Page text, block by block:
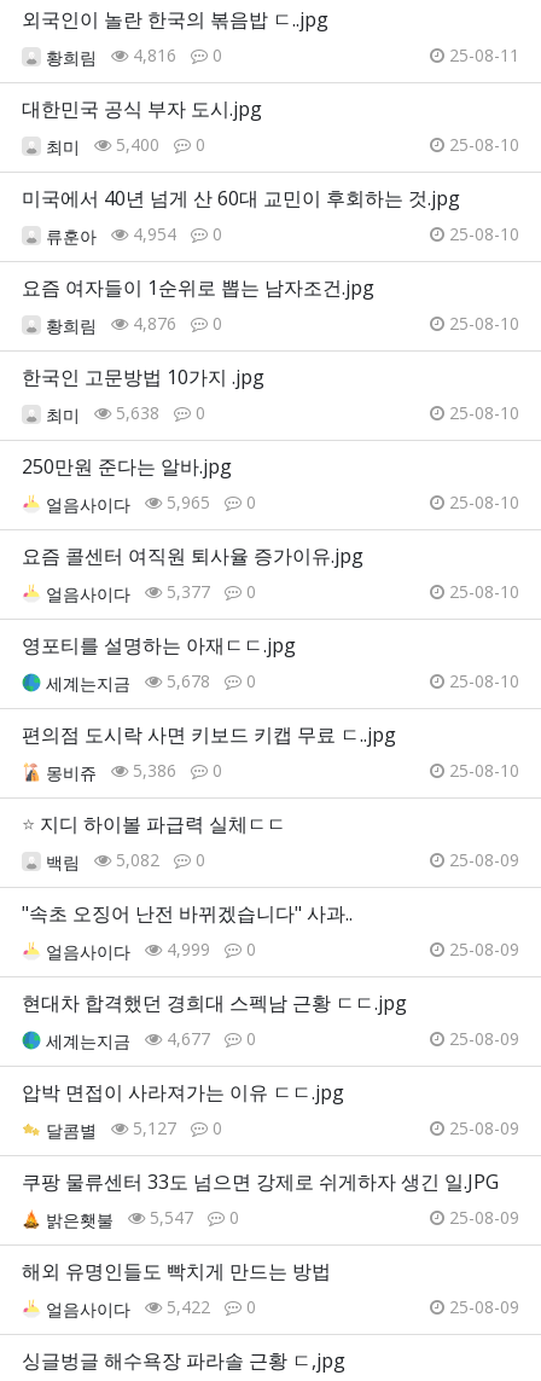
외국인이 놀란 한국의 볶음밥 ㄷ..jpg
황희림 4,816 0 25-08-11
대한민국 공식 부자 도시.jpg
최미 5,400 0 25-08-10
미국에서 40년 넘게 산 60대 교민이 후회하는 것.jpg
류훈아 4,954 0 25-08-10
요즘 여자들이 1순위로 뽑는 남자조건.jpg
황희림 4,876 0 25-08-10
한국인 고문방법 10가지 .jpg
최미 5,638 0 25-08-10
250만원 준다는 알바.jpg
얼음사이다 5,965 0 25-08-10
요즘 콜센터 여직원 퇴사율 증가이유.jpg
얼음사이다 5,377 0 25-08-10
영포티를 설명하는 아재ㄷㄷ.jpg
세계는지금 5,678 0 25-08-10
편의점 도시락 사면 키보드 키캡 무료 ㄷ..jpg
몽비쥬 5,386 0 25-08-10
⭐ 지디 하이볼 파급력 실체ㄷㄷ
백림 5,082 0 25-08-09
"속초 오징어 난전 바뀌겠습니다" 사과..
얼음사이다 4,999 0 25-08-09
현대차 합격했던 경희대 스펙남 근황 ㄷㄷ.jpg
세계는지금 4,677 0 25-08-09
압박 면접이 사라져가는 이유 ㄷㄷ.jpg
달콤별 5,127 0 25-08-09
쿠팡 물류센터 33도 넘으면 강제로 쉬게하자 생긴 일.JPG
밝은횃불 5,547 0 25-08-09
해외 유명인들도 빡치게 만드는 방법
얼음사이다 5,422 0 25-08-09
싱글벙글 해수욕장 파라솔 근황 ㄷ,jpg